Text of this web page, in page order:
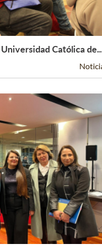
Leer Más +
Católica